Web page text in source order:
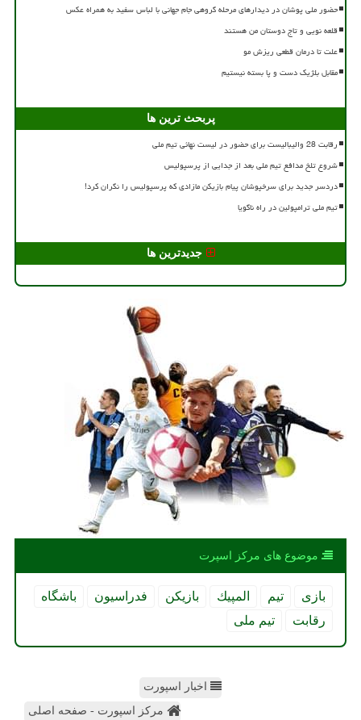
حضور ملی پوشان در دیدارهای مرحله گروهی جام جهانی با لباس سفید به همراه عکس
قلعه نویی و تاج دوستان من هستند
علت تا درمان قطعی ریزش مو
مقابل بلژیک دست و پا بسته نیستیم
پربحث ترین ها
رقابت 28 والیبالیست برای حضور در لیست نهائی تیم ملی
شروع تلخ مدافع تیم ملی بعد از جدایی از پرسپولیس
دردسر جدید برای سرخپوشان پیام بازیکن مازادی که پرسپولیس را نگران کرد!
تیم ملی ترامپولین در راه ناگویا
جدیدترین ها
موضوع های مركز اسپرت
بازی تیم المپیك بازیكن فدراسیون
باشگاه
رقابت
تیم ملی
اخبار اسپورت
مرکز اسپورت - صفحه اصلی